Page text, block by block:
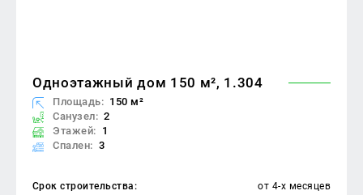
Одноэтажный дом 150 м², 1.304
Площадь: 150 м²
Санузел: 2
Этажей: 1
Спален: 3
Срок строительства:
от 4-х месяцев